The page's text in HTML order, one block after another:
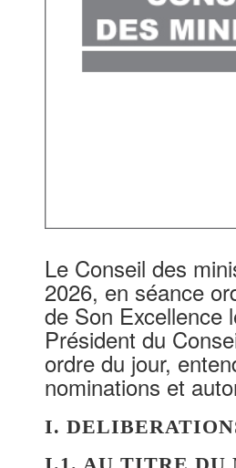
Le Conseil des
2026, en séance
de Son Excellence
Président du
ordre du jour,
nominations et
I.